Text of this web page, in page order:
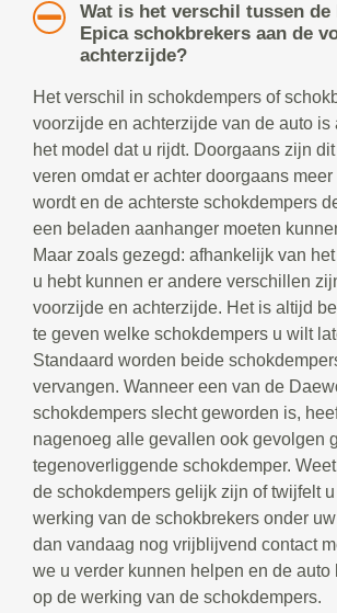
Wat is het verschil tussen de
Epica schokbrekers aan de
achterzijde?
Het verschil in schokdempers of
voorzijde en achterzijde van de auto is
het model dat u rijdt. Doorgaans zijn
veren omdat er achter doorgaans
wordt en de achterste schokdempers
een beladen aanhanger moeten
Maar zoals gezegd: afhankelijk van
u hebt kunnen er andere verschillen
voorzijde en achterzijde. Het is altijd
te geven welke schokdempers u wilt
Standaard worden beide
vervangen. Wanneer een van de
schokdempers slecht geworden is,
nagenoeg alle gevallen ook gevolgen
tegenoverliggende schokdemper.
de schokdempers gelijk zijn of twijfelt
werking van de schokbrekers onder
dan vandaag nog vrijblijvend contact
we u verder kunnen helpen en de auto
op de werking van de schokdempers.